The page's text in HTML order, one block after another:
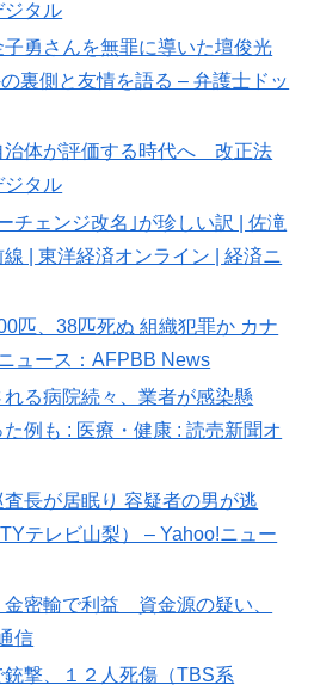
ジタル
勇さんを無罪に導いた壇俊光
裏側と友情を語る – 弁護士ドッ
治体が評価する時代へ 改正法
ジタル
チェンジ改名｣が珍しい訳 | 佐滝
| 東洋経済オンライン | 経済ニ
匹、38匹死ぬ 組織犯罪か カナ
ース：AFPBB News
る病院続々、業者が感染懸
例も : 医療・健康 : 読売新聞オ
長が居眠り 容疑者の男が逃
テレビ山梨） – Yahoo!ニュー
金密輸で利益 資金源の疑い、
信
撃、１２人死傷（TBS系